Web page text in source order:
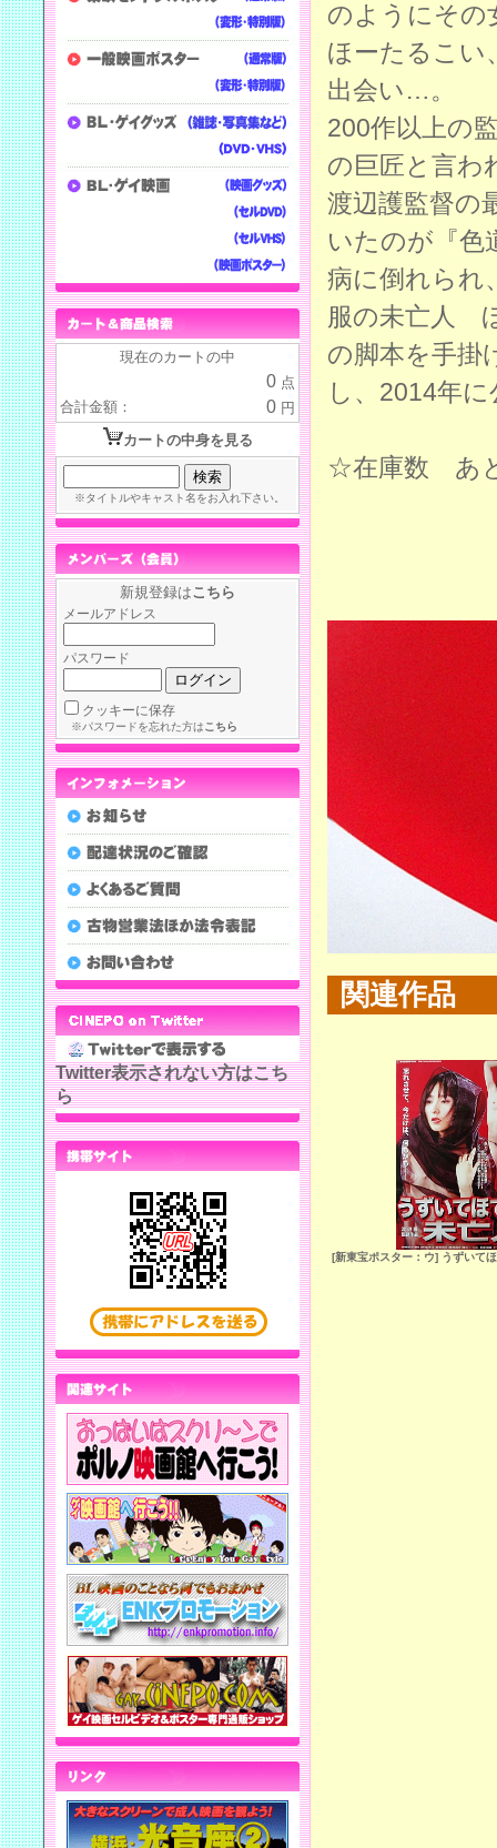
のようにその
ほーたるこい
出会い…。
200作以上の
の巨匠と言わ
渡辺護監督の
いたのが『
病に倒れられ
服の未亡人
の脚本を手掛
し、2014年
☆在庫数 あ
関連作品
[新東宝ポスター：ウ] うずいて
現在のカートの中
0 点
合計金額：
0 円
カートの中身を見る
※タイトルやキャスト名をお入れ下さい。
新規登録はこちら
メールアドレス
パスワード
クッキーに保存
※パスワードを忘れた方はこちら
Twitter表示されない方はこち
ら